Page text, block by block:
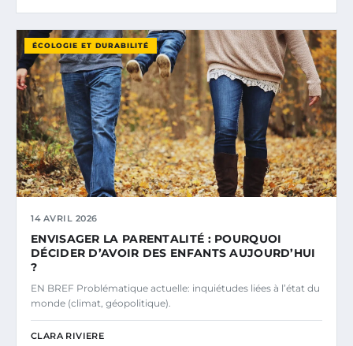
ÉCOLOGIE ET DURABILITÉ
14 AVRIL 2026
ENVISAGER LA PARENTALITÉ : POURQUOI
DÉCIDER D’AVOIR DES ENFANTS AUJOURD’HUI
?
EN BREF Problématique actuelle: inquiétudes liées à l’état du
monde (climat, géopolitique).
CLARA RIVIERE